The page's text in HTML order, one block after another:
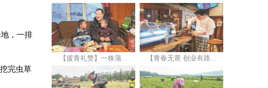
，一排
完虫草
【援青礼赞】一株蒲... 【青春无畏 创业有路...